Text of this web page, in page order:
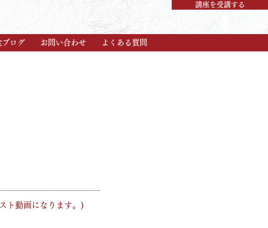
講座を受講する
ブログ お問い合わせ よくある質問
ト動画になります。)